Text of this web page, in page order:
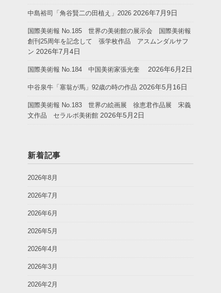
中島裕司「角谷賢二の田植え」2026 2026年7月9日
国際美術報 No.185 世界の美術館の展示会 国際美術報
創刊25周年を記念して 張学枚作品 アスムンダルサフ
ン 2026年7月4日
国際美術報 No.184 中国美術家張光奎 2026年6月2日
中谷泉牛「塞翁が馬」92歳の時の作品 2026年5月16日
国際美術報 No.183 世界の絵画展 徐恵君作品展 宋義
文作品 セラルボ美術館 2026年5月2日
新着記事
2026年8月
2026年7月
2026年6月
2026年5月
2026年4月
2026年3月
2026年2月